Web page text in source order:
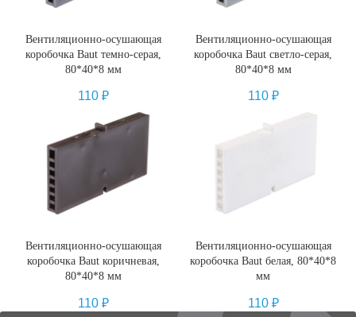
Вентиляционно-осушающая
коробочка Baut темно-серая,
80*40*8 мм
110 ₽
Вентиляционно-осушающая
коробочка Baut светло-серая,
80*40*8 мм
110 ₽
Вентиляционно-осушающая
коробочка Baut коричневая,
80*40*8 мм
110 ₽
Вентиляционно-осушающая
коробочка Baut белая, 80*40*8
мм
110 ₽